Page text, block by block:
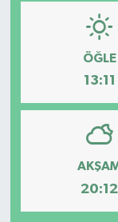
ÖĞLE
13:11
20:12
TEKNOLOJİ
YAŞAM